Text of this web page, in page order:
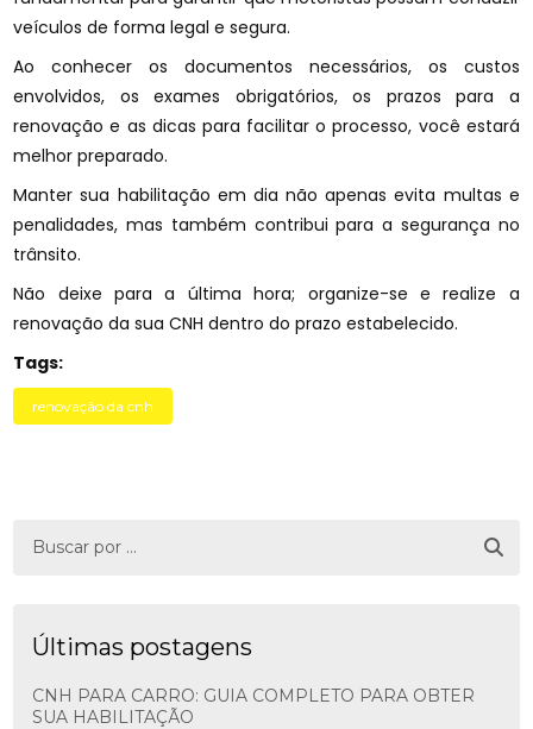
veículos de forma legal e segura.
Ao conhecer os documentos necessários, os custos
envolvidos, os exames obrigatórios, os prazos para a
renovação e as dicas para facilitar o processo, você estará
melhor preparado.
Manter sua habilitação em dia não apenas evita multas e
penalidades, mas também contribui para a segurança no
trânsito.
Não deixe para a última hora; organize-se e realize a
renovação da sua CNH dentro do prazo estabelecido.
Tags:
renovação da cnh
Últimas postagens
CNH PARA CARRO: GUIA COMPLETO PARA OBTER
SUA HABILITAÇÃO